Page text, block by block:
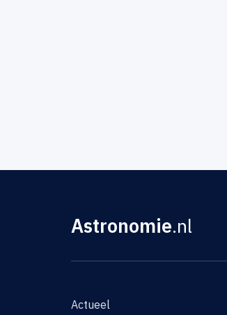
Astronomie.nl
Actueel